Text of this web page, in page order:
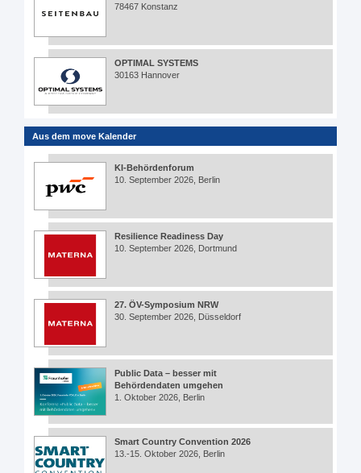
78467 Konstanz
OPTIMAL SYSTEMS
30163 Hannover
Aus dem move Kalender
KI-Behördenforum
10. September 2026, Berlin
Resilience Readiness Day
10. September 2026, Dortmund
27. ÖV-Symposium NRW
30. September 2026, Düsseldorf
Public Data – besser mit
Behördendaten umgehen
1. Oktober 2026, Berlin
Smart Country Convention 2026
13.-15. Oktober 2026, Berlin